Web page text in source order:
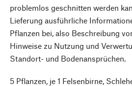
problemlos geschnitten werden
Lieferung ausführliche
Pflanzen bei, also Beschreibung
Hinweise zu Nutzung und
Standort- und Bodenansprüchen.
5 Pflanzen, je 1 Felsenbirne,